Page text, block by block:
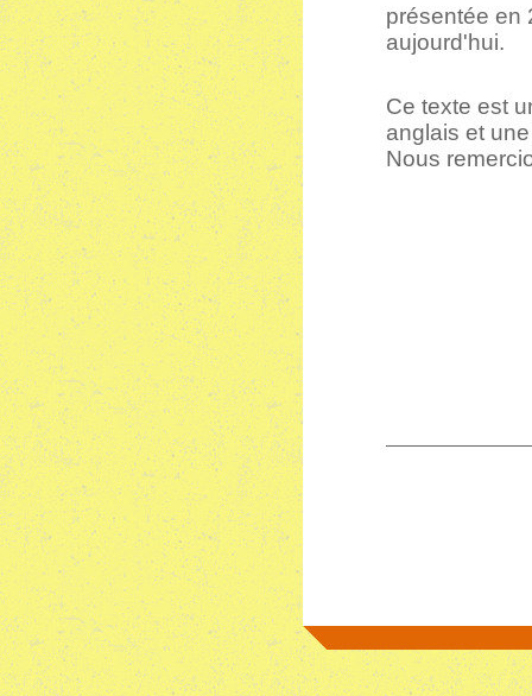
présentée en
aujourd'hui.
Ce texte est
anglais et
Nous